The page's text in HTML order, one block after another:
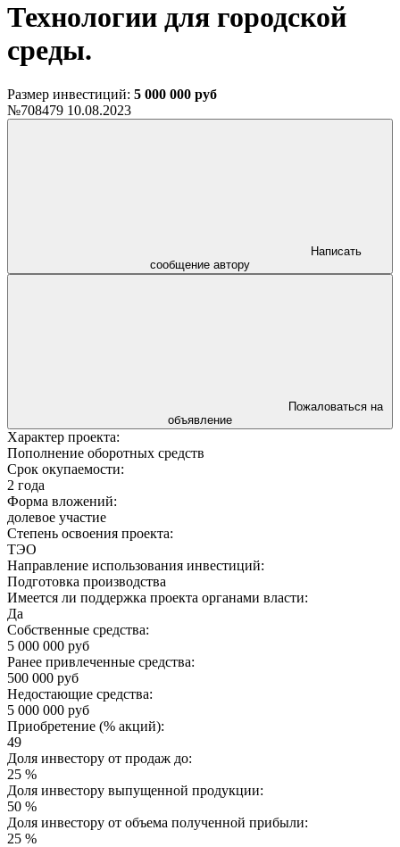
Технологии для городской
среды.
Размер инвестиций: 5 000 000 руб
№708479 10.08.2023
сообщение автору
объявление
Характер проекта:
Пополнение оборотных средств
Срок окупаемости:
2 года
Форма вложений:
долевое участие
Степень освоения проекта:
ТЭО
Направление использования инвестиций:
Подготовка производства
Имеется ли поддержка проекта органами власти:
Да
Собственные средства:
5 000 000 руб
Ранее привлеченные средства:
500 000 руб
Недостающие средства:
5 000 000 руб
Приобретение (% акций):
49
Доля инвестору от продаж до:
25 %
Доля инвестору выпущенной продукции:
50 %
Доля инвестору от объема полученной прибыли:
25 %